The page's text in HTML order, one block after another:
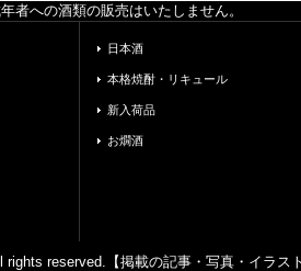
者への酒類の販売はいたしません。
日本酒
本格焼酎・リキュール
新入荷品
お燗酒
reserved.【掲載の記事・写真・イラス